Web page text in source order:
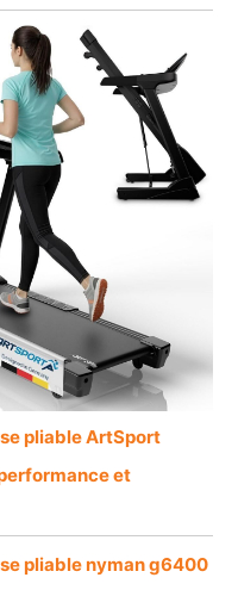
pliable ArtSport
et
pliable nyman g6400